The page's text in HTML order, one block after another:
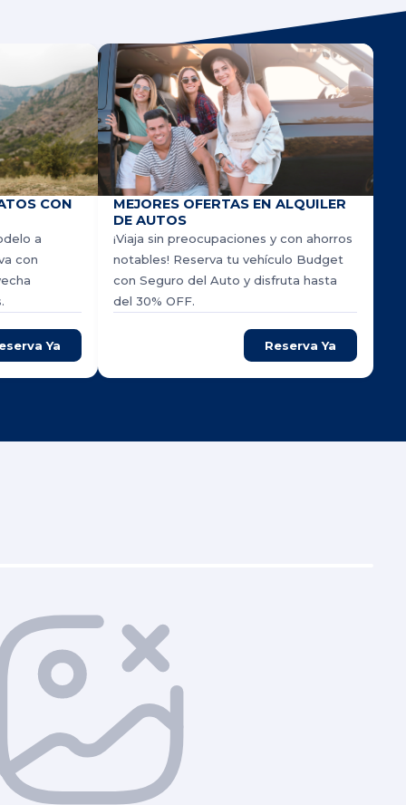
CON
a
con
Ya
MEJORES OFERTAS EN ALQUILER
DE AUTOS
¡Viaja sin preocupaciones y con ahorros
notables! Reserva tu vehículo Budget
con Seguro del Auto y disfruta hasta
del 30% OFF.
Reserva Ya